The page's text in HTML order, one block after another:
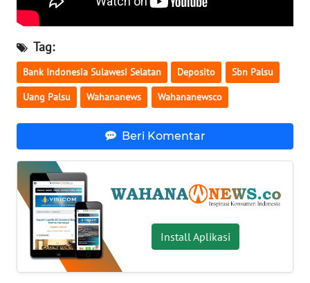
Tag:
Bank Indonesia Sulawesi Selatan Deposito Sbn Palsu
Uang Palsu Wahananews Wahananewsco
Beri Komentar
Install Aplikasi
WN
WN
SUMBAR
WN
WN
BENGKULU
WN
LAMPUNG
WN